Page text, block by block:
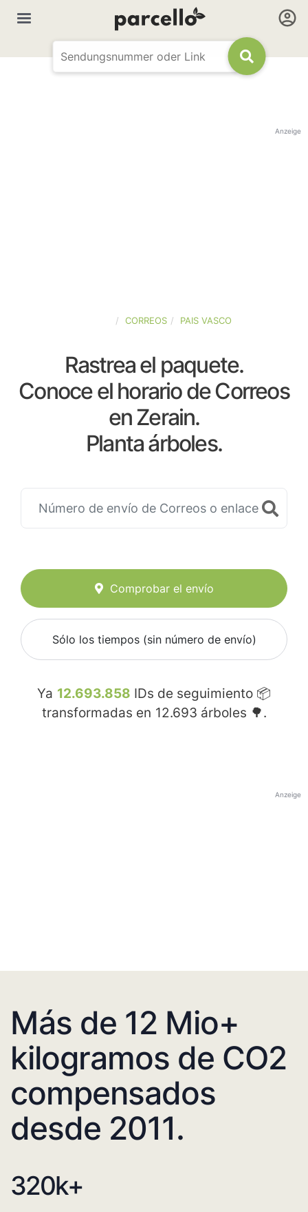
Anzeige
CORREOS PAIS VASCO
Rastrea el paquete.
Conoce el horario de Correos
en Zerain.
Planta árboles.
Comprobar el envío
Sólo los tiempos (sin número de envío)
Ya 12.693.858 IDs de seguimiento 📦
transformadas en 12.693 árboles 🌳.
Anzeige
Más de 12 Mio+
kilogramos de CO2
compensados
desde 2011.
320k+